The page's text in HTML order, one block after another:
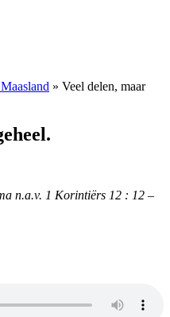
» Veel delen, maar
n.a.v. 1 Korintiërs 12 : 12 –